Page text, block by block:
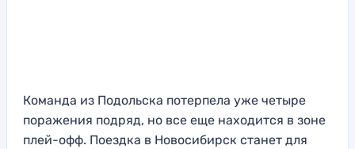
Команда из Подольска потерпела уже четыре
поражения подряд, но все еще находится в зоне
плей-офф. Поездка в Новосибирск станет для